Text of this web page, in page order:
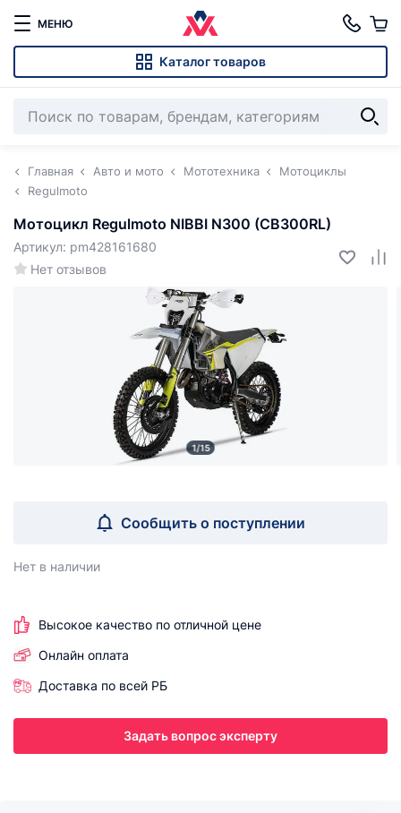
МЕНЮ
Каталог товаров
Главная Авто и мото Мототехника
Мотоциклы
Regulmoto
Мотоцикл Regulmoto NIBBI N300 (СB300RL)
Нет отзывов
Артикул: pm428161680
1/15
Сообщить о поступлении
Нет в наличии
Высокое качество по отличной цене
Онлайн оплата
Доставка по всей РБ
Задать вопрос эксперту